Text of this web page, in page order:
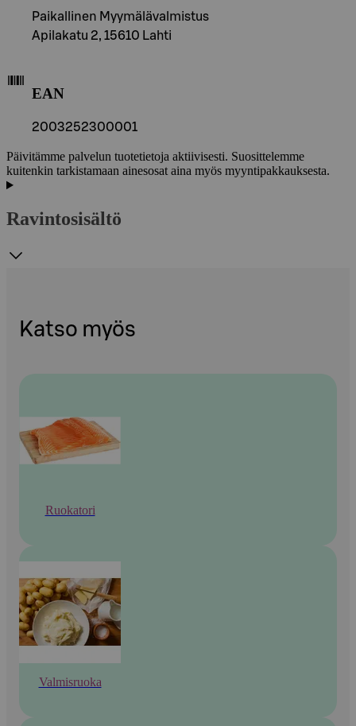
Paikallinen Myymälävalmistus
Apilakatu 2, 15610 Lahti
EAN
2003252300001
Päivitämme palvelun tuotetietoja aktiivisesti. Suosittelemme
kuitenkin tarkistamaan ainesosat aina myös myyntipakkauksesta.
Ravintosisältö
Katso myös
Ruokatori
Valmisruoka